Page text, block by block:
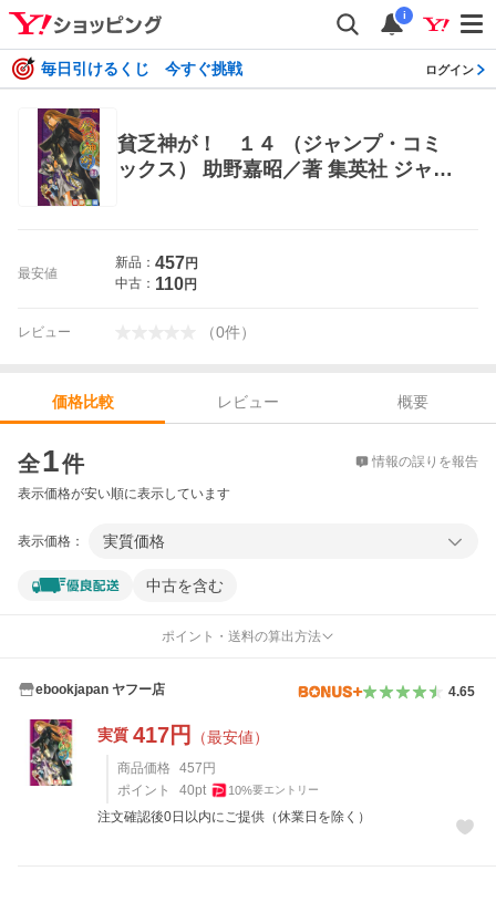
i
毎日引けるくじ 今すぐ挑戦 ログイン
貧乏神が！ １４ （ジャンプ・コミ
ックス） 助野嘉昭／著 集英社 ジャン
最安値
新品： 457円
中古： 110円
レビュー （0件）
価格比較 レビュー
概要
全1件 情報の誤りを報告
表示価格が安い順に表示しています
表示価格： 実質価格
中古を含む
ポイント・送料の算出方法
ebookjapan ヤフー店 4.65
実質 417円 （最安値）
商品価格 457 円
ポイント
40pt 10%要エントリー
注文確認後0日以内にご提供（休業日を除く）